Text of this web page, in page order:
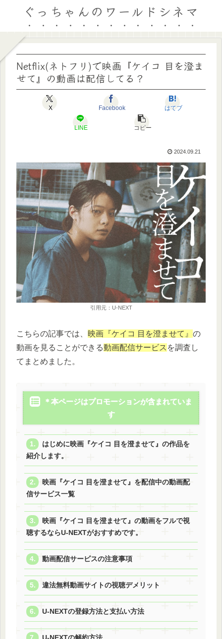
ぐっちゃんのワールドシネマ
Netflix(ネトフリ)で映画『ケイコ 目を澄ま
せて』の動画は配信してる？
X Facebook はてブ
LINE コピー
2024.09.21
引用元：U-NEXT
こちらの記事では、 映画『ケイコ 目を澄ませて』 の
動画を見ることができる動画配信サービス を調査し
てまとめました。
＊本ページはプロモーションが含まれていま
す
はじめに映画『ケイコ 目を澄ませて』の作品を
紹介します。
映画『ケイコ 目を澄ませて』を配信中の動画配
信サービス一覧
映画『ケイコ 目を澄ませて』の動画をフルで視
聴するならU-NEXTがおすすめです。
動画配信サービスの注意事項
違法無料動画サイトの視聴デメリット
U-NEXTの登録方法と支払い方法